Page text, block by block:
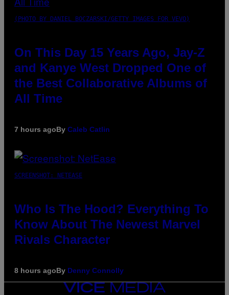
(PHOTO BY DANIEL BOCZARSKI/GETTY IMAGES FOR VEVO)
On This Day 15 Years Ago, Jay-Z
and Kanye West Dropped One of
the Best Collaborative Albums of
All Time
7 hours agoBy Caleb Catlin
SCREENSHOT: NETEASE
Who Is The Hood? Everything To
Know About The Newest Marvel
Rivals Character
8 hours agoBy Denny Connolly
VICE